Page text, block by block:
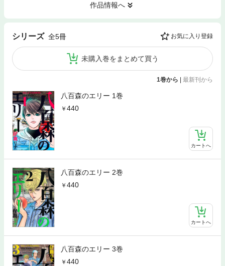
作品情報へ
シリーズ 全5冊 お気に入り登録
未購入巻をまとめて買う
1巻から | 最新刊から
八百森のエリー 1巻
440
カートへ
八百森のエリー 2巻
440
カートへ
八百森のエリー 3巻
440